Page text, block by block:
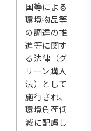
国等による
環境物品等
の調達の推
進等に関す
る法律（グ
リーン購入
法）として
施行され、
環境負荷低
減に配慮し